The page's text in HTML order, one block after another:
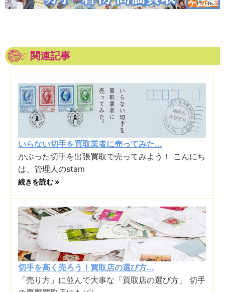
関連記事
いらない切手を買取業者に売ってみた...
かぶった切手を出張買取で売ってみよう！ こんにち
は、管理人のstam
続きを読む »
切手を高く売ろう！買取店の選び方...
「売り方」に並んで大事な「買取店の選び方」 切手